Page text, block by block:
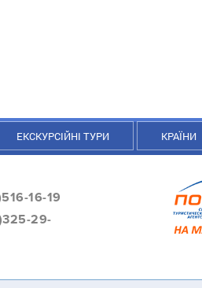
ЕКСКУРСІЙНІ ТУРИ КРАЇНИ
16-19
29-